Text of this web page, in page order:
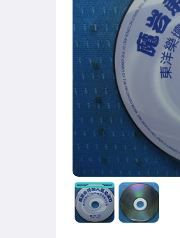
台語光碟
古典光碟
爵士樂
音樂光碟
粵語光碟
客語光碟
日語光碟
韓語光碟